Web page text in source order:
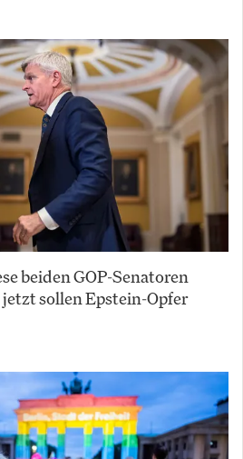
beiden GOP-Senatoren
sollen Epstein-Opfer